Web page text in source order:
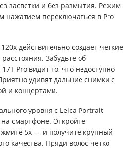
засветки и без размытия. Режим
нажатием переключаться в Pro
действительно создаёт чёткие
Забудьте об
Pro видит то, что недоступно
удивят дальние снимки с
и концертами.
уровня с Leica Portrait
смартфоне. Откройте
5x — и получите крупный
качества. Пряди волос чётко